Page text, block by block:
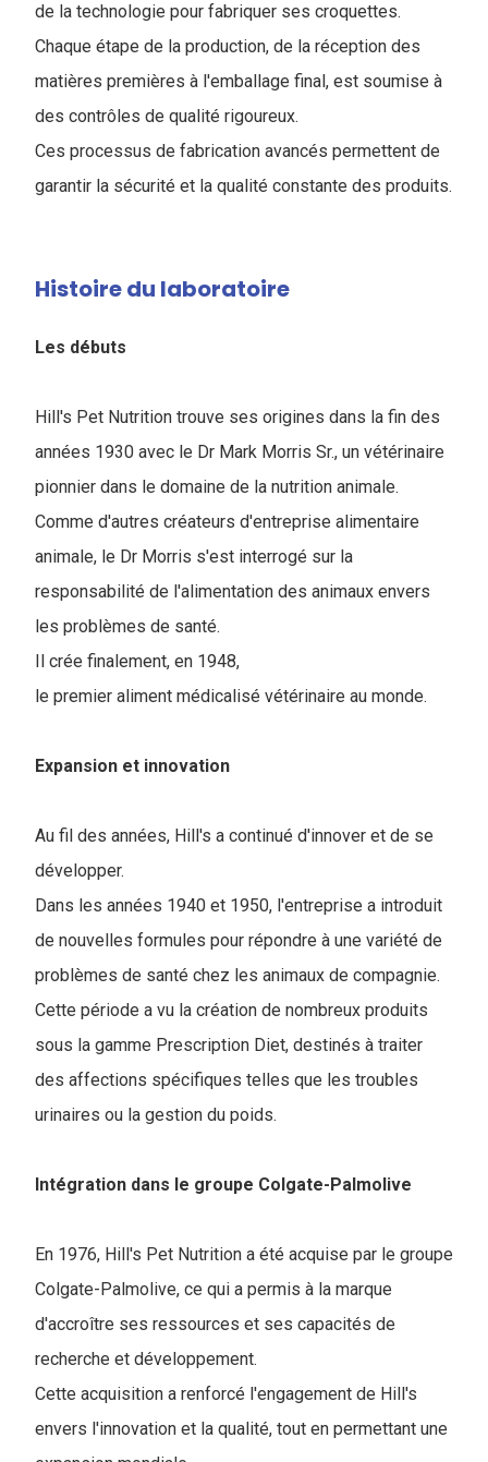
de la technologie pour fabriquer ses croquettes.
Chaque étape de la production, de la réception des
matières premières à l'emballage final, est soumise à
des contrôles de qualité rigoureux.
Ces processus de fabrication avancés permettent de
garantir la sécurité et la qualité constante des produits.
Histoire du laboratoire
Les débuts
Hill's Pet Nutrition trouve ses origines dans la fin des
années 1930 avec le Dr Mark Morris Sr., un vétérinaire
pionnier dans le domaine de la nutrition animale.
Comme d'autres créateurs d'entreprise alimentaire
animale, le Dr Morris s'est interrogé sur la
responsabilité de l'alimentation des animaux envers
les problèmes de santé.
Il crée finalement, en 1948,
le premier aliment médicalisé vétérinaire au monde.
Expansion et innovation
Au fil des années, Hill's a continué d'innover et de se
développer.
Dans les années 1940 et 1950, l'entreprise a introduit
de nouvelles formules pour répondre à une variété de
problèmes de santé chez les animaux de compagnie.
Cette période a vu la création de nombreux produits
sous la gamme Prescription Diet, destinés à traiter
des affections spécifiques telles que les troubles
urinaires ou la gestion du poids.
Intégration dans le groupe Colgate-Palmolive
En 1976, Hill's Pet Nutrition a été acquise par le groupe
Colgate-Palmolive, ce qui a permis à la marque
d'accroître ses ressources et ses capacités de
recherche et développement.
Cette acquisition a renforcé l'engagement de Hill's
envers l'innovation et la qualité, tout en permettant une